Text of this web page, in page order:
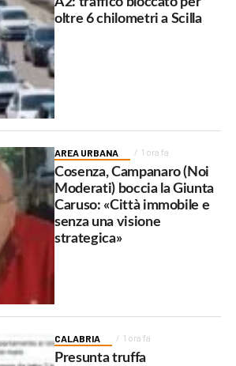
oltre 6 chilometri a Scilla
AREA URBANA 1 ora fa
Cosenza, Campanaro (Noi
Moderati) boccia la Giunta
Caruso: «Città immobile e
senza una visione
strategica»
CALABRIA 1 ora fa
Presunta truffa